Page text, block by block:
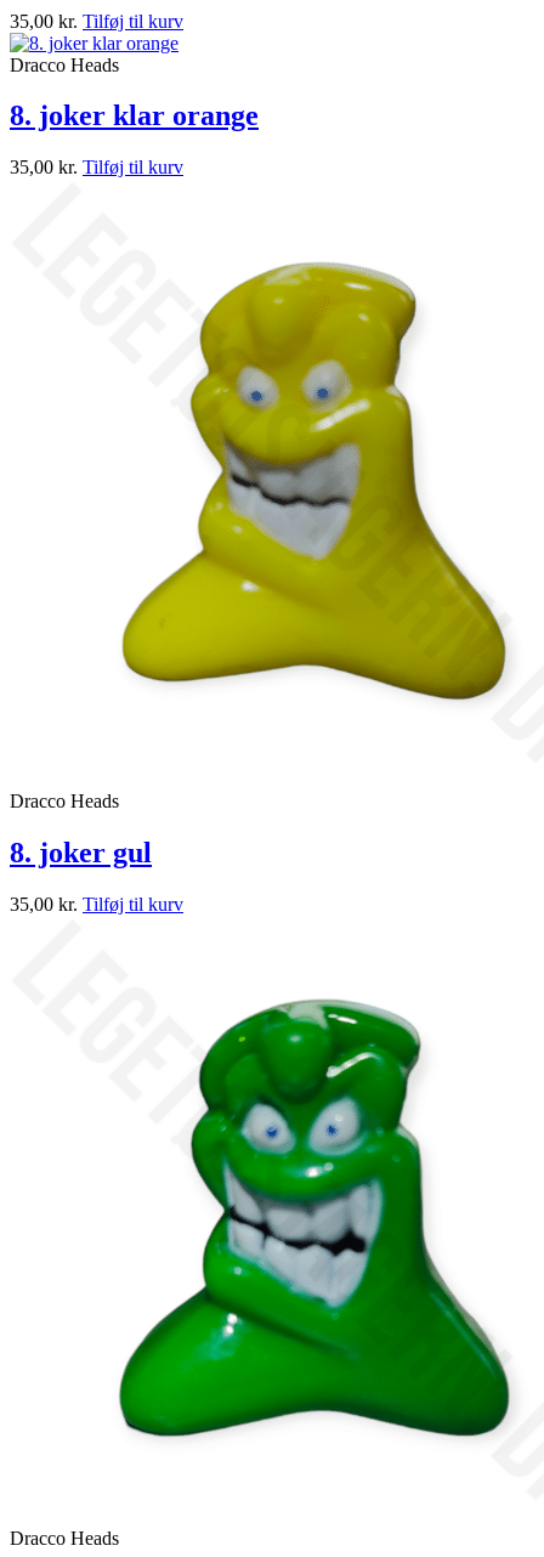
35,00 kr. Tilføj til kurv
Dracco Heads
8. joker klar orange
35,00 kr. Tilføj til kurv
Dracco Heads
8. joker gul
35,00 kr. Tilføj til kurv
Dracco Heads